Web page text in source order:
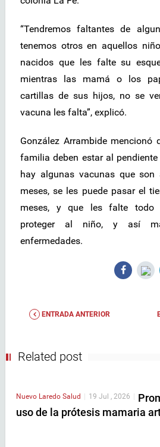
“Tendremos faltantes de
tenemos otros en aquellos
nacidos que les falte su
mientras las mamá o los
cartillas de sus hijos, no se
vacuna les falta”, explicó.
González Arrambide mencionó
familia deben estar al
hay algunas vacunas que son
meses, se les puede pasar el
meses, y que les falte todo
proteger al niño, y así
enfermedades.
ENTRADA ANTERIOR
Related post
Nuevo Laredo Salud | 19 Jul , 2026 |
uso de la prótesis mamaria